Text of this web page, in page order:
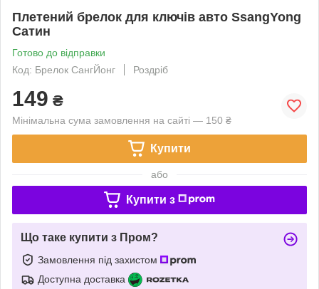
Плетений брелок для ключів авто SsangYong
Сатин
Готово до відправки
Код: Брелок СангЙонг
Роздріб
149 ₴
Мінімальна сума замовлення на сайті — 150 ₴
Купити
або
Купити з
Що таке купити з Пром?
Замовлення під захистом
Доступна доставка